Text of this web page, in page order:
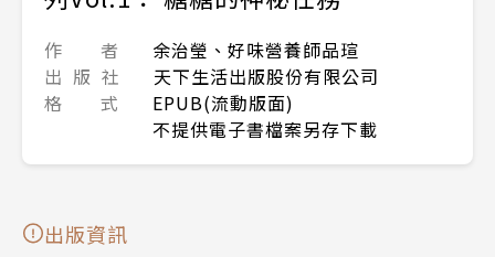
作 者
余治瑩、好味營養師品瑄
出 版 社
天下生活出版股份有限公司
格 式
EPUB(流動版面)
不提供電子書檔案另存下載
出版資訊